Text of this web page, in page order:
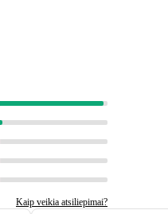
Kaip veikia atsiliepimai?